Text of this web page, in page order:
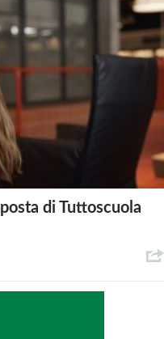
di Tuttoscuola